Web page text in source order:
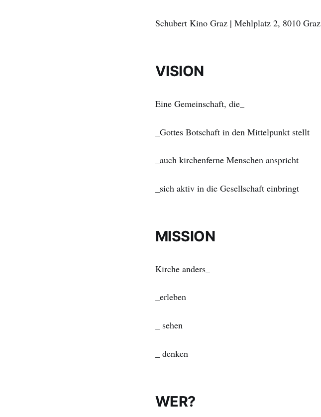
Schubert Kino Graz | Mehlplatz 2, 8010 Graz
VISION
Eine Gemeinschaft, die_
_Gottes Botschaft in den Mittelpunkt stellt
_auch kirchenferne Menschen anspricht
_sich aktiv in die Gesellschaft einbringt
MISSION
Kirche anders_
_erleben
_ sehen
_ denken
WER?